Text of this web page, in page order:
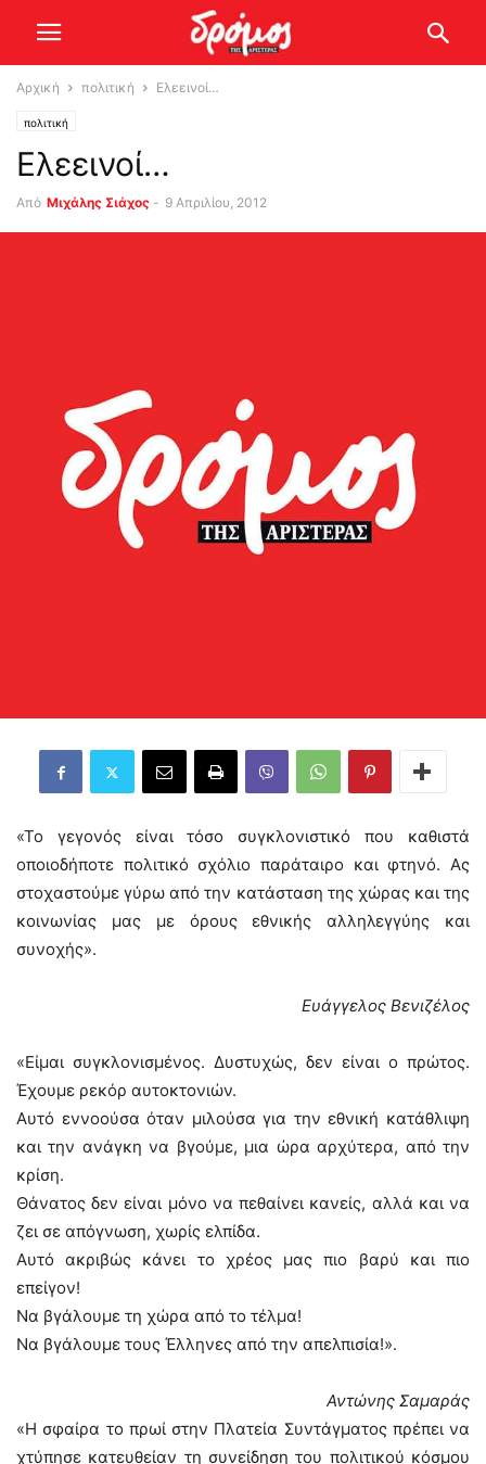
Αρχική πολιτική Ελεεινοί…
πολιτική
Ελεεινοί…
Από Μιχάλης Σιάχος - 9 Απριλίου, 2012
«Το γεγονός είναι τόσο συγκλονιστικό που καθιστά
οποιοδήποτε πολιτικό σχόλιο παράταιρο και φτηνό. Ας
στοχαστούμε γύρω από την κατάσταση της χώρας και της
κοινωνίας μας με όρους εθνικής αλληλεγγύης και
συνοχής».
Ευάγγελος Βενιζέλος
«Είμαι συγκλονισμένος. Δυστυχώς, δεν είναι ο πρώτος.
Έχουμε ρεκόρ αυτοκτονιών.
Αυτό εννοούσα όταν μιλούσα για την εθνική κατάθλιψη
και την ανάγκη να βγούμε, μια ώρα αρχύτερα, από την
κρίση.
Θάνατος δεν είναι μόνο να πεθαίνει κανείς, αλλά και να
ζει σε απόγνωση, χωρίς ελπίδα.
Αυτό ακριβώς κάνει το χρέος μας πιο βαρύ και πιο
επείγον!
Να βγάλουμε τη χώρα από το τέλμα!
Να βγάλουμε τους Έλληνες από την απελπισία!».
Αντώνης Σαμαράς
«Η σφαίρα το πρωί στην Πλατεία Συντάγματος πρέπει να
χτύπησε κατευθείαν τη συνείδηση του πολιτικού κόσμου